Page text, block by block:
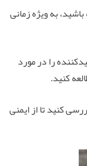
به ویژه زمانی
را در مورد
کنید.
کنید تا از ایمنی